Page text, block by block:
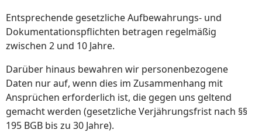
Entsprechende gesetzliche Aufbewahrungs- und
Dokumentationspflichten betragen regelmäßig
zwischen 2 und 10 Jahre.
Darüber hinaus bewahren wir personenbezogene
Daten nur auf, wenn dies im Zusammenhang mit
Ansprüchen erforderlich ist, die gegen uns geltend
gemacht werden (gesetzliche Verjährungsfrist nach §§
195 BGB bis zu 30 Jahre).